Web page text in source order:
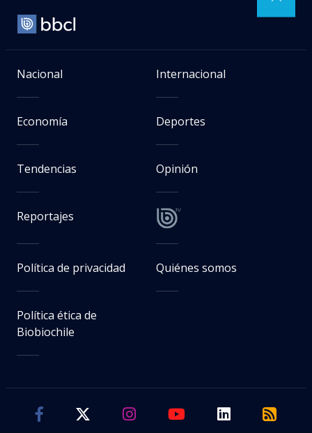
Nacional Internacional
Economía Deportes
Tendencias Opinión
Reportajes
Política de privacidad Quiénes somos
Política ética de
Biobiochile